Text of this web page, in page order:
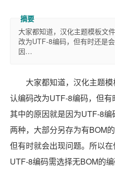
大家都知道，汉化主题模板文
改为UTF-8编码，但有时还是
因…
大家都知道，汉化主题
认编码改为UTF-8编码，但
其中的原因就是因为UTF-8
两种，大部分另存为有BOM
但有时就会出现问题。所以
UTF-8编码需选择无BOM的